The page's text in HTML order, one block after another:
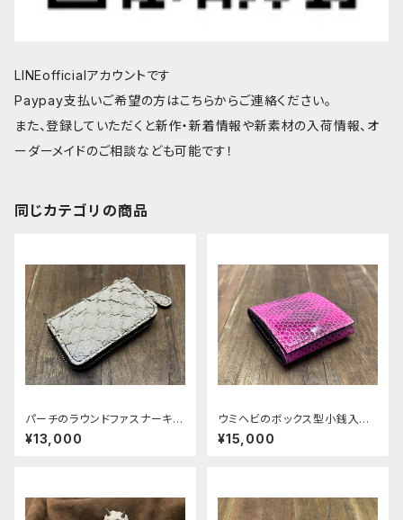
LINEofficialアカウントです
Paypay支払いご希望の方はこちらからご連絡ください。
また、登録していただくと新作・新着情報や新素材の入荷情報、オ
ーダーメイドのご相談なども可能です！
同じカテゴリの商品
パーチのラウンドファスナーキー
ケース
¥13,000
ウミヘビのボックス型小銭入れ
typeＡ
¥15,000